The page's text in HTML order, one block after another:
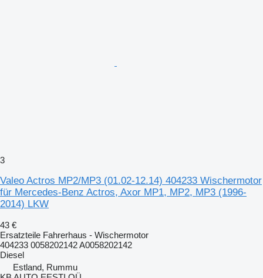
3
Valeo Actros MP2/MP3 (01.02-12.14) 404233 Wischermotor
für Mercedes-Benz Actros, Axor MP1, MP2, MP3 (1996-
2014) LKW
43 €
Ersatzteile Fahrerhaus - Wischermotor
404233 0058202142 A0058202142
Diesel
Estland, Rummu